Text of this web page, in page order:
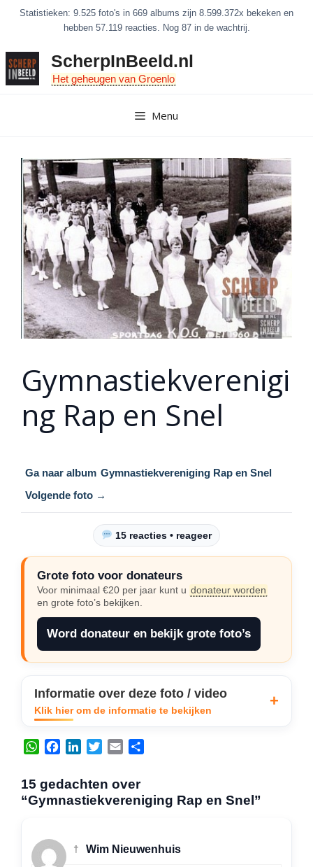
inhoud
Statistieken: 9.525 foto's in 669 albums zijn 8.599.372x bekeken en
hebben 57.119 reacties. Nog 87 in de wachtrij.
ScherpInBeeld.nl
Het geheugen van Groenlo
Menu
Gymnastiekverenigi
ng Rap en Snel
Ga naar album Gymnastiekvereniging Rap en Snel
Volgende foto →
15 reacties • reageer
Grote foto voor donateurs
Voor minimaal €20 per jaar kunt u donateur worden
en grote foto’s bekijken.
Word donateur en bekijk grote foto’s
Informatie over deze foto / video
Klik hier om de informatie te bekijken
W
t
s
p
p
c
e
b
k
n
k
e
n
t
t
i
n
15 gedachten over
“Gymnastiekvereniging Rap en Snel”
† Wim Nieuwenhuis